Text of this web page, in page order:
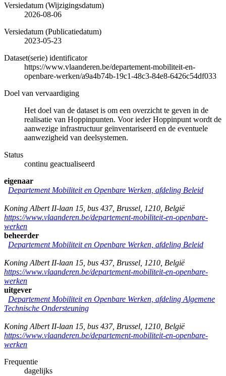
Versiedatum (Wijzigingsdatum)
2026-08-06
Versiedatum (Publicatiedatum)
2023-05-23
Dataset(serie) identificator
https://www.vlaanderen.be/departement-mobiliteit-en-
openbare-werken/a9a4b74b-19c1-48c3-84e8-6426c54df033
Doel van vervaardiging
Het doel van de dataset is om een overzicht te geven in de
realisatie van Hoppinpunten. Voor ieder Hoppinpunt wordt de
aanwezige infrastructuur geïnventariseerd en de eventuele
aanwezigheid van deelsystemen.
Status
continu geactualiseerd
eigenaar
Departement Mobiliteit en Openbare Werken, afdeling Beleid
Koning Albert II-laan 15, bus 437, Brussel 1210 België
https://www.vlaanderen.be/departement-mobiliteit-en-openbare-
werken
beheerder
Departement Mobiliteit en Openbare Werken, afdeling Beleid
Koning Albert II-laan 15, bus 437, Brussel 1210 België
https://www.vlaanderen.be/departement-mobiliteit-en-openbare-
werken
uitgever
Departement Mobiliteit en Openbare Werken, afdeling Algemene
Technische Ondersteuning
Koning Albert II-laan 15, bus 437, Brussel 1210 België
https://www.vlaanderen.be/departement-mobiliteit-en-openbare-
werken
Frequentie
dagelijks